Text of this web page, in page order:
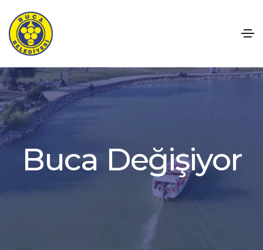
Buca Değişiyor